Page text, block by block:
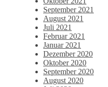
September 2021
August 2021
Juli 2021
Februar 2021
Januar 2021
Dezember 2020
Oktober 2020
September 2020
August 2020